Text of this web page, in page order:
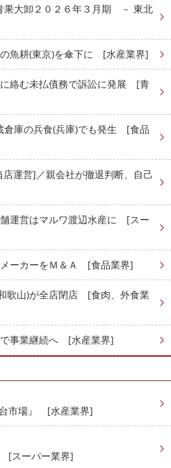
果大卸２０２６年３月期 － 東北
魚耕(東京)を傘下に [水産業界]
絡む未払債務で訴訟に発展 [青
倉庫の兵食(兵庫)でも発生 [食品
運営]／親会社が撤退判断、自己
運営はマルワ渡辺水産に [スー
ーカーをＭ＆Ａ [食品業界]
歌山)が全店閉店 [食肉、外食業
事業継続へ [水産業界]
市場』 [水産業界]
[スーパー業界]